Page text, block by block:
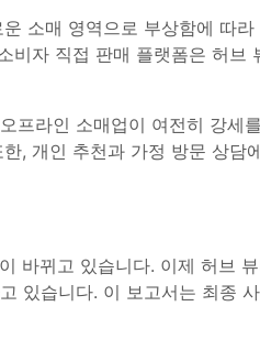
소매 영역으로 부상함에 따
자 직접 판매 플랫폼은 허브
라인 소매업이 여전히 강세
, 개인 추천과 가정 방문 상담
바뀌고 있습니다. 이제 허브
있습니다. 이 보고서는 최종